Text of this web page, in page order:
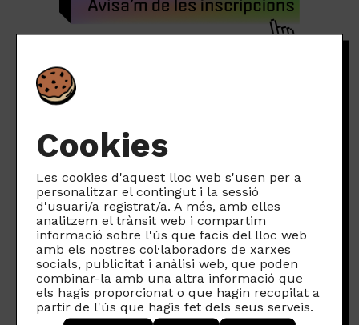
Cookies
Les cookies d'aquest lloc web s'usen per a
personalitzar el contingut i la sessió
d'usuari/a registrat/a. A més, amb elles
analitzem el trànsit web i compartim
informació sobre l'ús que facis del lloc web
amb els nostres col·laboradors de xarxes
socials, publicitat i anàlisi web, que poden
combinar-la amb una altra informació que
els hagis proporcionat o que hagin recopilat a
partir de l'ús que hagis fet dels seus serveis.
Et recomanem: